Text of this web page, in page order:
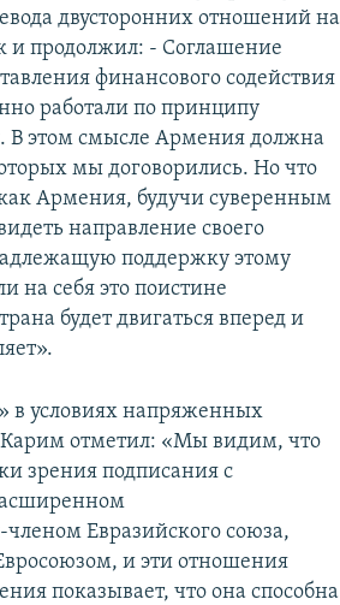
двусторонних отношений на
и продолжил: - Соглашение
финансового содействия
работали по принципу
В этом смысле Армения должна
мы договорились. Но что
Армения, будучи суверенным
направление своего
поддержку этому
на себя это поистине
будет двигаться вперед и
в условиях напряженных
отметил: «Мы видим, что
зрения подписания с
Евразийского союза,
и эти отношения
показывает, что она способна